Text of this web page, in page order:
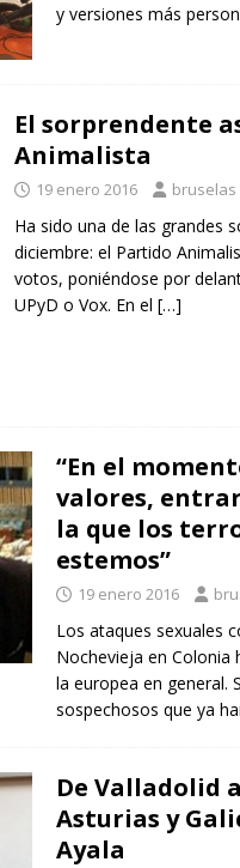
y versiones más
El sorprendente
Animalista
19 enero 2016 bruselas
Ha sido una de las grandes
diciembre: el Partido
votos, poniéndose por
UPyD o Vox. En el […]
“En el
valores,
la que los
estemos”
19 enero 2016
Los ataques sexuales
Nochevieja en Colonia
la europea en general.
sospechosos que ya
De Valladolid
Asturias y
Ayala